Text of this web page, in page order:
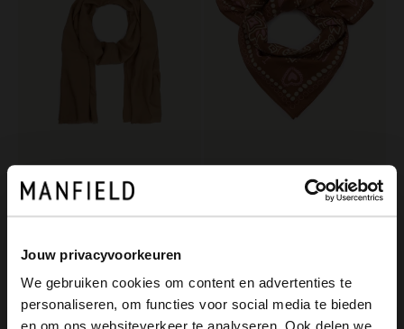
Jouw privacyvoorkeuren
We gebruiken cookies om content en advertenties te
personaliseren, om functies voor social media te bieden
Manfield
Tuch in Beige und Cognac Cognacfarbenes Tuch mit rosa-weißen Details